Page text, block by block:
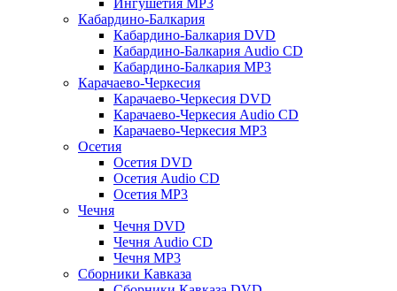
Ингушетия MP3
Кабардино-Балкария
Кабардино-Балкария DVD
Кабардино-Балкария Audio CD
Кабардино-Балкария MP3
Карачаево-Черкесия
Карачаево-Черкесия DVD
Карачаево-Черкесия Audio CD
Карачаево-Черкесия MP3
Осетия
Осетия DVD
Осетия Audio CD
Осетия MP3
Чечня
Чечня DVD
Чечня Audio CD
Чечня MP3
Сборники Кавказа